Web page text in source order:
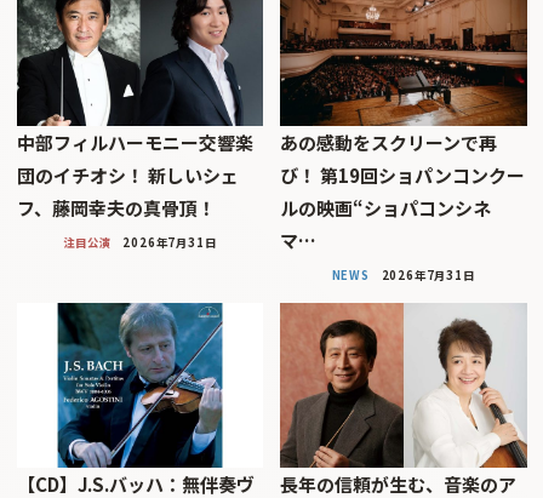
中部フィルハーモニー交響楽
団のイチオシ！ 新しいシェ
フ、藤岡幸夫の真骨頂！
注目公演 2026年7月31日
あの感動をスクリーンで再
び！ 第19回ショパンコンクー
ルの映画“ショパコンシネ
マ…
NEWS 2026年7月31日
【CD】J.S.バッハ：無伴奏ヴ
長年の信頼が生む、音楽のア